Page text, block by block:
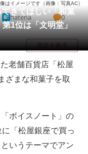
きてほしい「和菓
1位は「文明堂」
はイメージです（画像：写真AC）
hatena 0
目次を表示
老舗百貨店「松屋
ざまな和菓子を取
ボイスノート」の
「松屋銀座で買っ
いうテーマでアン